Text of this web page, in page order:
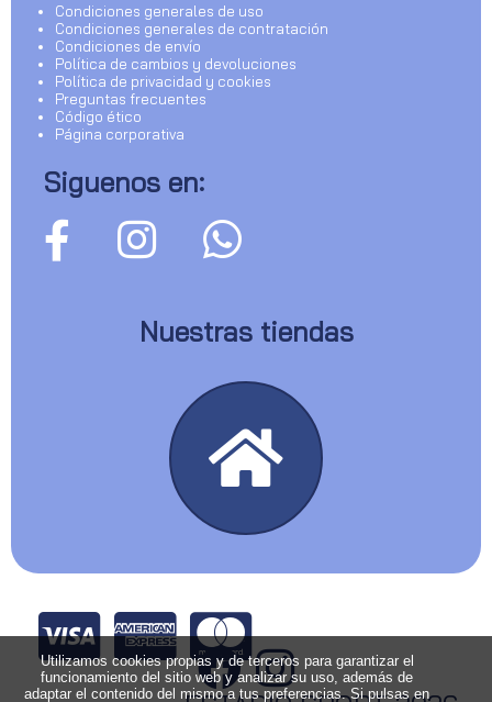
Condiciones generales de uso
Condiciones generales de contratación
Condiciones de envío
Política de cambios y devoluciones
Política de privacidad y cookies
Preguntas frecuentes
Código ético
Página corporativa
Siguenos en:
Nuestras tiendas
Utilizamos cookies propias y de terceros para garantizar el
funcionamiento del sitio web y analizar su uso, además de
adaptar el contenido del mismo a tus preferencias. Si pulsas en